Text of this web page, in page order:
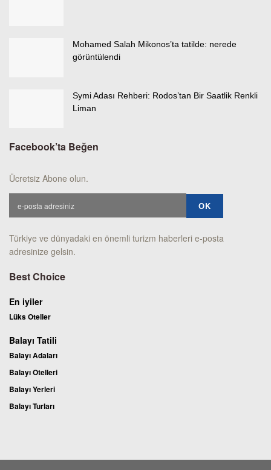
Mohamed Salah Mikonos’ta tatilde: nerede
görüntülendi
Symi Adası Rehberi: Rodos’tan Bir Saatlik Renkli
Liman
Facebook’ta Beğen
Ücretsiz Abone olun.
Türkiye ve dünyadaki en önemli turizm haberleri e-posta
adresinize gelsin.
Best Choice
En iyiler
Lüks Oteller
Balayı Tatili
Balayı Adaları
Balayı Otelleri
Balayı Yerleri
Balayı Turları